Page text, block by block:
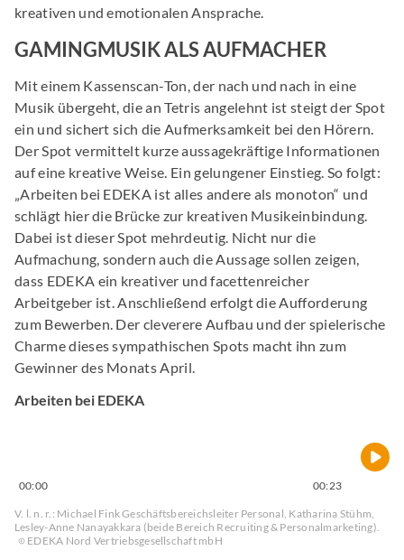
kreativen und emotionalen Ansprache.
GAMINGMUSIK ALS AUFMACHER
Mit einem Kassenscan-Ton, der nach und nach in eine
Musik übergeht, die an Tetris angelehnt ist steigt der Spot
ein und sichert sich die Aufmerksamkeit bei den Hörern.
Der Spot vermittelt kurze aussagekräftige Informationen
auf eine kreative Weise. Ein gelungener Einstieg. So folgt:
„Arbeiten bei EDEKA ist alles andere als monoton“ und
schlägt hier die Brücke zur kreativen Musikeinbindung.
Dabei ist dieser Spot mehrdeutig. Nicht nur die
Aufmachung, sondern auch die Aussage sollen zeigen,
dass EDEKA ein kreativer und facettenreicher
Arbeitgeber ist. Anschließend erfolgt die Aufforderung
zum Bewerben. Der cleverere Aufbau und der spielerische
Charme dieses sympathischen Spots macht ihn zum
Gewinner des Monats April.
Arbeiten bei EDEKA
00:00 00:23
V. l. n. r.: Michael Fink Geschäftsbereichsleiter Personal, Katharina Stühm,
Lesley-Anne Nanayakkara (beide Bereich Recruiting & Personalmarketing).
EDEKA Nord Vertriebsgesellschaft mbH